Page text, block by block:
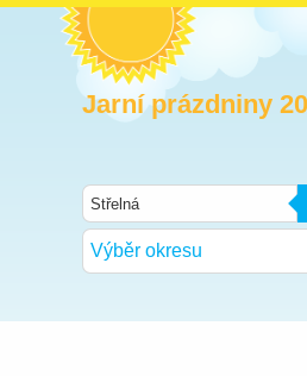
Jarní prázdniny
Výběr okresu